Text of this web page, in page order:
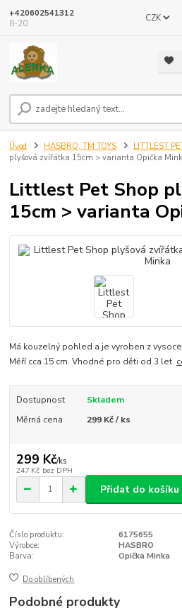
CZK
+420602541312
8-20
Úvod HASBRO, TM TOYS LITTLEST
plyšová zvířátka 15cm > varianta Opička
Littlest Pet Shop
15cm > varianta
Má kouzelný pohled a je vyroben z
Měří cca 15 cm. Vhodné pro děti od 3 let.
Dostupnost
Skladem
Měrná cena
299 Kč / ks
299 Kč/ks
247 Kč bez DPH
Přidat do košíku
Číslo produktu:
6175655
Výrobce:
HASBRO
Barva:
Opička Minka
Do oblíbených
Podobné produkty